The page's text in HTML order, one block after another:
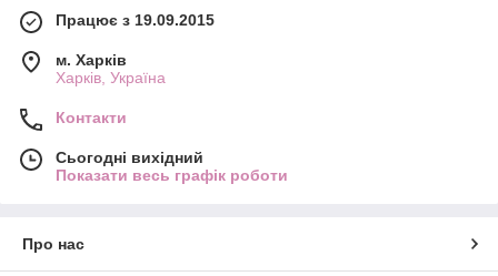
Працює з 19.09.2015
м. Харків
Харків, Україна
Контакти
Сьогодні вихідний
Показати весь графік роботи
Про нас